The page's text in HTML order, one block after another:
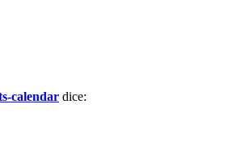
calendar dice: